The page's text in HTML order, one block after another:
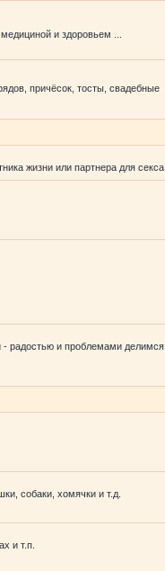
и здоровьем ...
причёсок, тосты, свадебные
жизни или партнера для
радостью и проблемами делимся
собаки, хомячки и т.д.
и т.п.